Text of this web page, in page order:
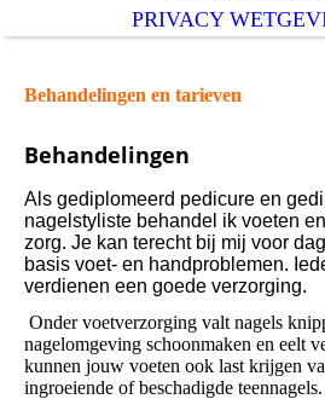
PRIVACY
Behandelingen en tarieven
Behandelingen
Als gediplomeerd pedicure en
nagelstyliste behandel ik voeten
zorg. Je kan terecht bij mij voor
basis voet- en handproblemen.
verdienen een goede verzorging.
Onder voetverzorging valt nagels
nagelomgeving schoonmaken en eelt
kunnen jouw voeten ook last krijgen
ingroeiende of beschadigde teennagels.